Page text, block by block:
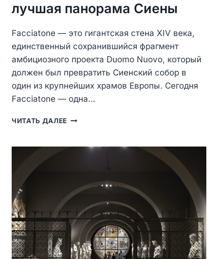
лучшая панорама Сиены
Facciatone — это гигантская стена XIV века,
единственный сохранившийся фрагмент
амбициозного проекта Duomo Nuovo, который
должен был превратить Сиенский собор в
один из крупнейших храмов Европы. Сегодня
Facciatone — одна…
ЧИТАТЬ ДАЛЕЕ FACCIATONE
ФАСАД
ЛУЧШАЯ
ПАНОРАМА
СИЕНЫ